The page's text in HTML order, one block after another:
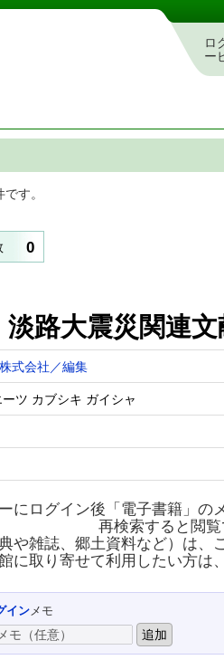
テム
ロ
ー
です。
0
淡路大震災関連
式会社／編集
ツ カブシキ ガイシャ
にログイン後「電子書籍」
再検索すると閲
や雑誌、郷土資料など）は
に取り寄せて利用したい方は
インメモ